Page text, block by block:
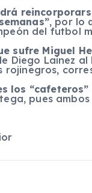
, por lo
del futbol
sufre Miguel
Diego Lainez al
los
pues